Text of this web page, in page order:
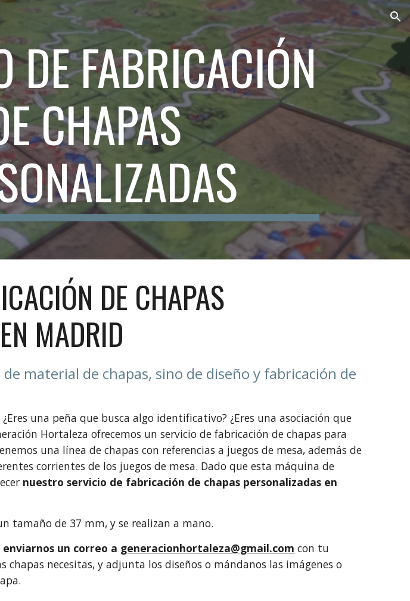
Skip to navigation
DE FABRICACIÓN
CHAPAS
DE CHAPAS
MADRID
material de chapas, sino de diseño y fabricación de
una peña que busca algo identificativo? ¿Eres una asociación que
Hortaleza ofrecemos un servicio de fabricación de chapas para
una línea de chapas con referencias a juegos de mesa, además de
corrientes de los juegos de mesa. Dado que esta máquina de
nuestro servicio de fabricación de chapas personalizadas en
tamaño de 37 mm, y se realizan a mano.
un correo a generacionhortaleza@gmail.com con tu
chapas necesitas, y adjunta los diseños o mándanos las imágenes o